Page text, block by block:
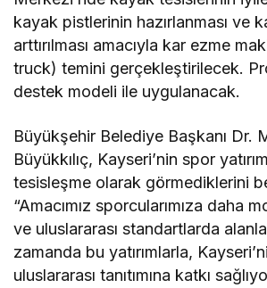
kayak pistlerinin hazırlanması ve
arttırılması amacıyla kar ezme
truck) temini gerçekleştirilecek.
destek modeli ile uygulanacak.
Büyükşehir Belediye Başkanı Dr.
Büyükkılıç, Kayseri’nin spor
tesisleşme olarak görmediklerini
“Amacımız sporcularımıza daha
ve uluslararası standartlarda
zamanda bu yatırımlarla,
uluslararası tanıtımına katkı